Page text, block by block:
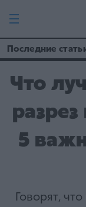
Последние
Что
5
Говорят,